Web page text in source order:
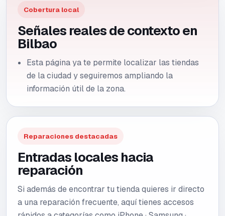
Cobertura local
Señales reales de contexto en
Bilbao
Esta página ya te permite localizar las tiendas
de la ciudad y seguiremos ampliando la
información útil de la zona.
Reparaciones destacadas
Entradas locales hacia
reparación
Si además de encontrar tu tienda quieres ir directo
a una reparación frecuente, aquí tienes accesos